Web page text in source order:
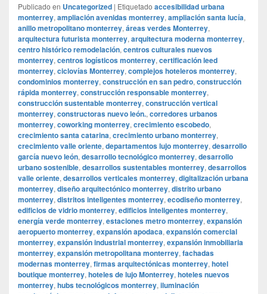
Publicado en Uncategorized | Etiquetado accesibilidad urbana
monterrey, ampliación avenidas monterrey, ampliación santa lucía,
anillo metropolitano monterrey, áreas verdes Monterrey,
arquitectura futurista monterrey, arquitectura moderna monterrey,
centro histórico remodelación, centros culturales nuevos
monterrey, centros logísticos monterrey, certificación leed
monterrey, ciclovías Monterrey, complejos hoteleros monterrey,
condominios monterrey, construcción en san pedro, construcción
rápida monterrey, construcción responsable monterrey,
construcción sustentable monterrey, construcción vertical
monterrey, constructoras nuevo león., corredores urbanos
monterrey, coworking monterrey, crecimiento escobedo,
crecimiento santa catarina, crecimiento urbano monterrey,
crecimiento valle oriente, departamentos lujo monterrey, desarrollo
garcía nuevo león, desarrollo tecnológico monterrey, desarrollo
urbano sostenible, desarrollos sustentables monterrey, desarrollos
valle oriente, desarrollos verticales monterrey, digitalización urbana
monterrey, diseño arquitectónico monterrey, distrito urbano
monterrey, distritos inteligentes monterrey, ecodiseño monterrey,
edificios de vidrio monterrey, edificios inteligentes monterrey,
energía verde monterrey, estaciones metro monterrey, expansión
aeropuerto monterrey, expansión apodaca, expansión comercial
monterrey, expansión industrial monterrey, expansión inmobiliaria
monterrey, expansión metropolitana monterrey, fachadas
modernas monterrey, firmas arquitectónicas monterrey, hotel
boutique monterrey, hoteles de lujo Monterrey, hoteles nuevos
monterrey, hubs tecnológicos monterrey, iluminación